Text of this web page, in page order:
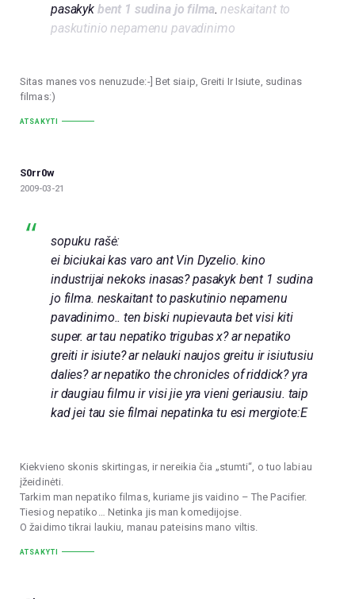
pasakyk bent 1 sudina jo filma.neskaitant to
paskutinio nepamenu pavadinimo
Sitas manes vos nenuzude:-] Bet siaip, Greiti Ir Isiute, sudinas
filmas:)
ATSAKYTI
S0rr0w
2009-03-21
sopuku rašė:
ei biciukai kas varo ant Vin Dyzelio. kino
industrijai nekoks inasas? pasakyk bent 1 sudina
jo filma. neskaitant to paskutinio nepamenu
pavadinimo.. ten biski nupievauta bet visi kiti
super. ar tau nepatiko trigubas x? ar nepatiko
greiti ir isiute? ar nelauki naujos greitu ir isiutusiu
dalies? ar nepatiko the chronicles of riddick? yra
ir daugiau filmu ir visi jie yra vieni geriausiu. taip
kad jei tau sie filmai nepatinka tu esi mergiote:E
Kiekvieno skonis skirtingas, ir nereikia čia „stumti“, o tuo labiau
įžeidinėti.
Tarkim man nepatiko filmas, kuriame jis vaidino – The Pacifier.
Tiesiog nepatiko… Netinka jis man komedijojse.
O žaidimo tikrai laukiu, manau pateisins mano viltis.
ATSAKYTI